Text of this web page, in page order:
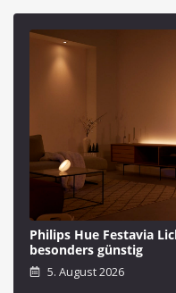
Philips Hue Festavia
besonders günstig
5. August 2026